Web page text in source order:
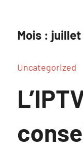
Mois : juillet
Uncategorized